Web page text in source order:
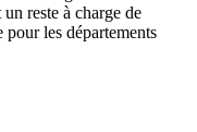
reste à charge de
pour les départements